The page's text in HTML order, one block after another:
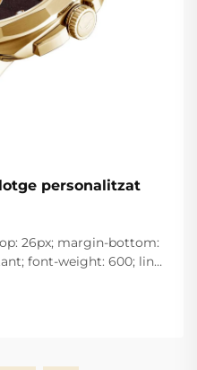
personalitzat
26px; margin-bottom:
font-weight: 600; line-